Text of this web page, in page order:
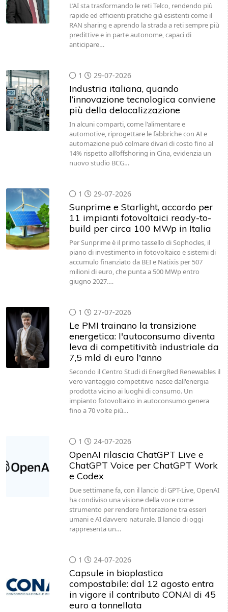
L’AI sta trasformando le reti Telco, rendendo più
rapide ed efficienti pratiche già esistenti come il
RAN sharing e aprendo la strada a reti sempre più
predittive e in parte autonome, capaci di
anticipare…
1 29-07-2026
Industria italiana, quando
l’innovazione tecnologica conviene
più della delocalizzazione
In alcuni comparti, come l'alimentare e
automotive, riprogettare le fabbriche con AI e
automazione può colmare divari di costo fino al
14% rispetto all’offshoring in Cina, evidenzia un
nuovo studio BCG…
1 29-07-2026
Sunprime e Starlight, accordo per
11 impianti fotovoltaici ready-to-
build per circa 100 MWp in Italia
Per Sunprime è il primo tassello di Sophocles, il
piano di investimento in fotovoltaico e sistemi di
accumulo finanziato da BEI e Natixis per 507
milioni di euro, che punta a 500 MWp entro
giugno 2027.…
1 27-07-2026
Le PMI trainano la transizione
energetica: l'autoconsumo diventa
leva di competitività industriale da
7,5 mld di euro l'anno
Secondo il Centro Studi di EnergRed Renewables il
vero vantaggio competitivo nasce dall'energia
prodotta vicino ai luoghi di consumo. Un
impianto fotovoltaico in autoconsumo genera
fino a 70 volte più…
1 24-07-2026
OpenAI rilascia ChatGPT Live e
ChatGPT Voice per ChatGPT Work
e Codex
Due settimane fa, con il lancio di GPT-Live, OpenAI
ha condiviso una visione della voce come
strumento per rendere l’interazione tra esseri
umani e AI davvero naturale. Il lancio di oggi
rappresenta un…
1 24-07-2026
Capsule in bioplastica
compostabile: dal 12 agosto entra
in vigore il contributo CONAI di 45
euro a tonnellata